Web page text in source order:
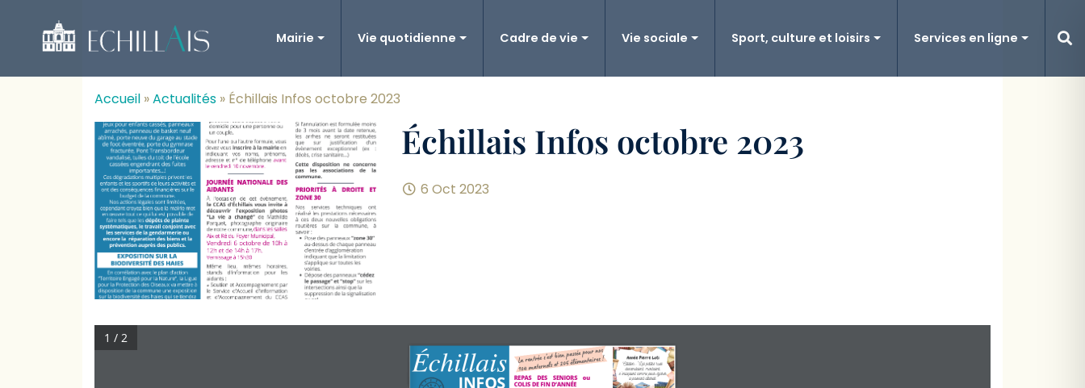
Mairie Vie quotidienne Cadre de vie Vie sociale Sport, culture et loisirs Services en ligne
Accueil »Actualités » Échillais Infos octobre 2023
Échillais Infos octobre 2023
6 Oct 2023
1 / 2